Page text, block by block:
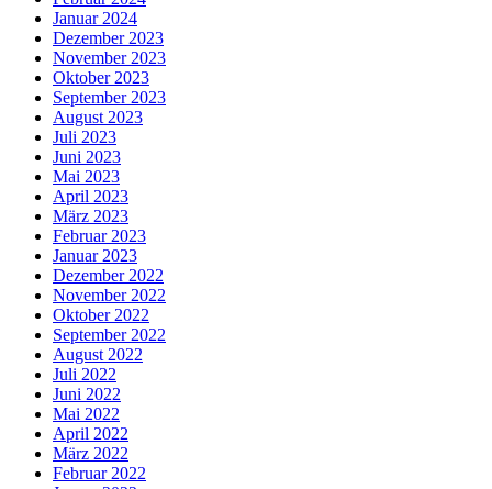
Januar 2024
Dezember 2023
November 2023
Oktober 2023
September 2023
August 2023
Juli 2023
Juni 2023
Mai 2023
April 2023
März 2023
Februar 2023
Januar 2023
Dezember 2022
November 2022
Oktober 2022
September 2022
August 2022
Juli 2022
Juni 2022
Mai 2022
April 2022
März 2022
Februar 2022